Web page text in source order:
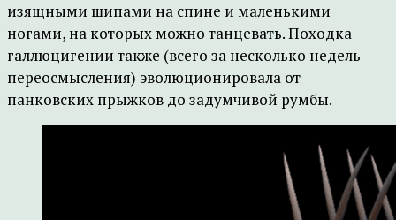
изящными шипами на спине и маленькими
ногами, на которых можно танцевать. Походка
галлюцигении также (всего за несколько недель
переосмысления) эволюционировала от
панковских прыжков до задумчивой румбы.